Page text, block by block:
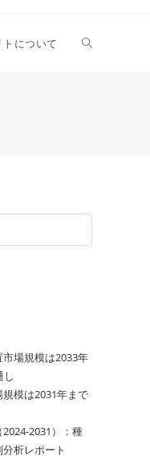
トについて
場規模は2033年
し
模は2031年まで
2031）：種
析レポート